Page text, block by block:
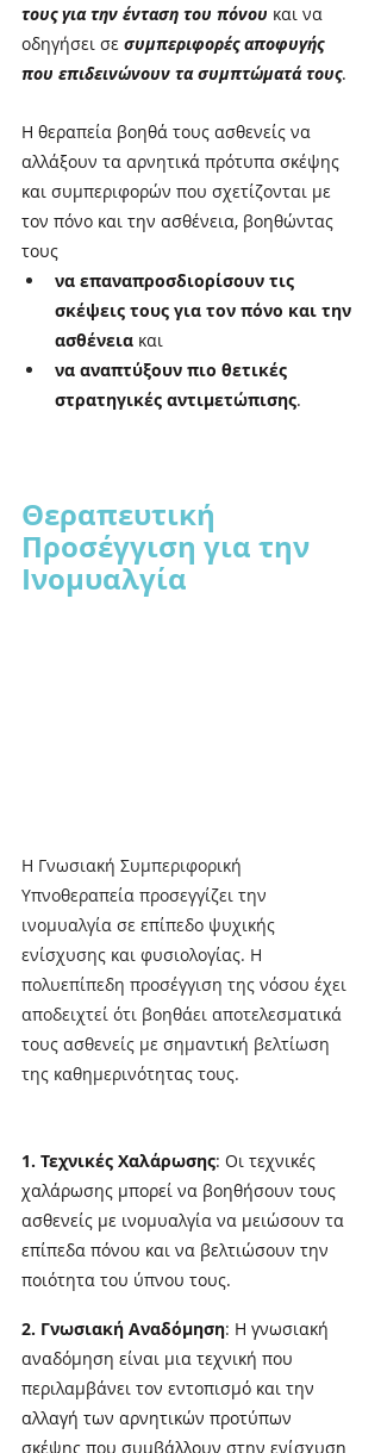
τους για την ένταση του πόνου και να
οδηγήσει σε συμπεριφορές αποφυγής
που επιδεινώνουν τα συμπτώματά τους.
Η θεραπεία βοηθά τους ασθενείς να
αλλάξουν τα αρνητικά πρότυπα σκέψης
και συμπεριφορών που σχετίζονται με
τον πόνο και την ασθένεια, βοηθώντας
τους
να επαναπροσδιορίσουν τις
σκέψεις τους για τον πόνο και την
ασθένεια και
να αναπτύξουν πιο θετικές
στρατηγικές αντιμετώπισης.
Θεραπευτική
Προσέγγιση για την
Ινομυαλγία
Η Γνωσιακή Συμπεριφορική
Υπνοθεραπεία προσεγγίζει την
ινομυαλγία σε επίπεδο ψυχικής
ενίσχυσης και φυσιολογίας. Η
πολυεπίπεδη προσέγγιση της νόσου έχει
αποδειχτεί ότι βοηθάει αποτελεσματικά
τους ασθενείς με σημαντική βελτίωση
της καθημερινότητας τους.
1. Τεχνικές Χαλάρωσης: Οι τεχνικές
χαλάρωσης μπορεί να βοηθήσουν τους
ασθενείς με ινομυαλγία να μειώσουν τα
επίπεδα πόνου και να βελτιώσουν την
ποιότητα του ύπνου τους.
2. Γνωσιακή Αναδόμηση: Η γνωσιακή
αναδόμηση είναι μια τεχνική που
περιλαμβάνει τον εντοπισμό και την
αλλαγή των αρνητικών προτύπων
σκέψης που συμβάλλουν στην ενίσχυση